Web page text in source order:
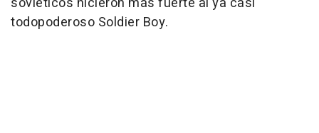
todopoderoso Soldier Boy.